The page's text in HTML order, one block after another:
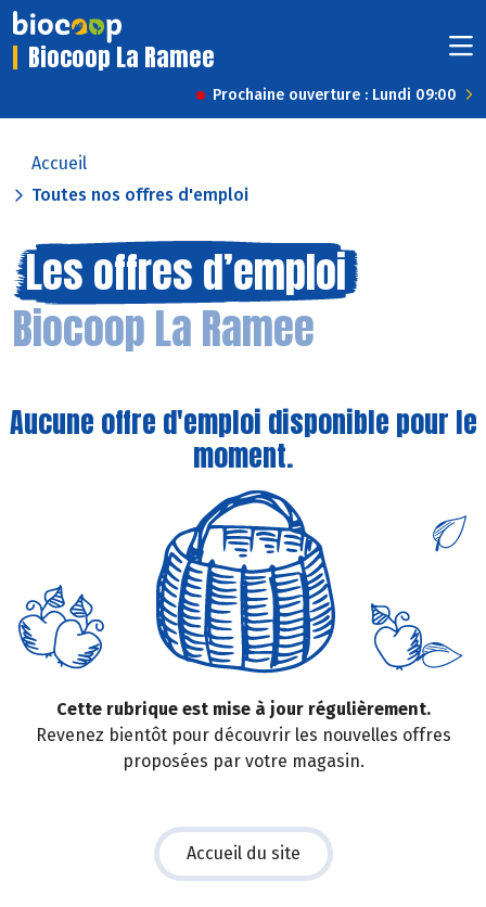
Biocoop La Ramee
Prochaine ouverture : Lundi 09:00
Accueil
Toutes nos offres d'emploi
Les offres d’emploi
Biocoop La Ramee
Aucune offre d'emploi disponible pour le
moment.
Cette rubrique est mise à jour régulièrement.
Revenez bientôt pour découvrir les nouvelles offres
proposées par votre magasin.
Accueil du site